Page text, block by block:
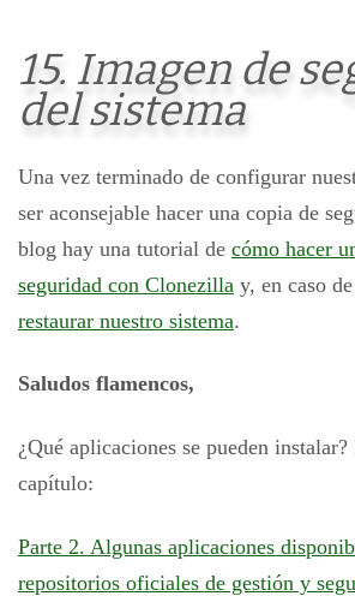
15. Imagen de
del sistema
Una vez terminado de configurar
ser aconsejable hacer una copia de
blog hay una tutorial de cómo hacer
seguridad con Clonezilla y, en caso
restaurar nuestro sistema.
Saludos flamencos,
¿Qué aplicaciones se pueden
capítulo:
Parte 2. Algunas aplicaciones
repositorios oficiales de gestión y